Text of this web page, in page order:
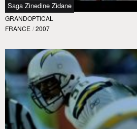
Saga Zinedine Zidane
GRANDOPTICAL
FRANCE / 2007